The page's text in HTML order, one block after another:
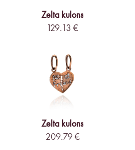
Zelta kulons
129.13 €
Zelta kulons
209.79 €